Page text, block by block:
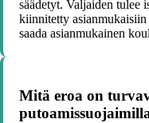
säädetyt. Valjaiden tulee
kiinnitetty
saada asianmukainen
Mitä eroa on